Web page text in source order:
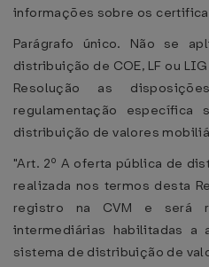
informações sobre os
Parágrafo único. Não se
distribuição de COE, LF ou
Resolução as
regulamentação específica
distribuição de valores
"Art. 2º A oferta pública de
realizada nos termos desta
registro na CVM e será
intermediárias habilitadas a
sistema de distribuição de